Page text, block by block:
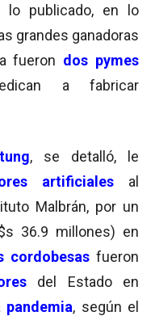
lo publicado, en lo
grandes ganadoras
fueron dos pymes
a fabricar
, se detalló, le
artificialesal
Malbrán, por un
36.9 millones) en
cordobesas fueron
del Estado en
pandemia, según el